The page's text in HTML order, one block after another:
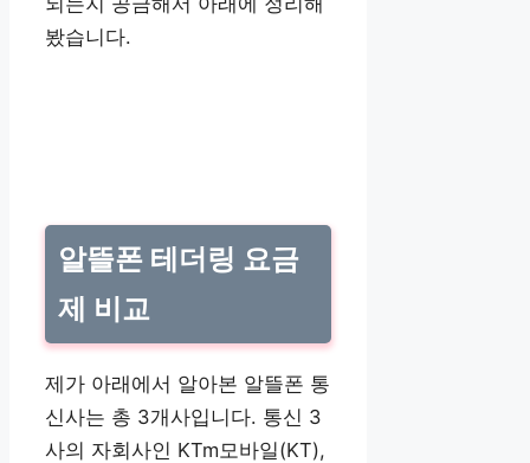
봤습니다.
알뜰폰 테더링 요금
제 비교
제가 아래에서 알아본 알뜰폰 통
신사는 총 3개사입니다. 통신 3
사의 자회사인 KTm모바일(KT),